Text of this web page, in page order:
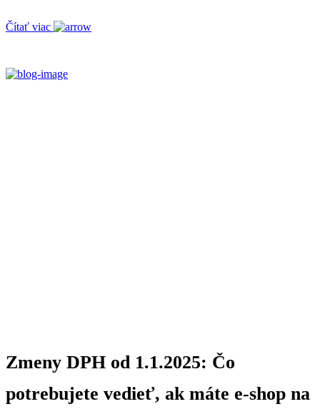
Čítať viac
Zmeny DPH od 1.1.2025: Čo
potrebujete vedieť, ak máte e-shop na